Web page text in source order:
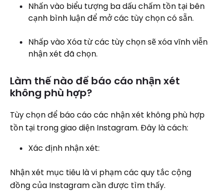
Nhấn vào biểu tượng ba dấu chấm tồn tại bên
cạnh bình luận để mở các tùy chọn có sẵn.
Nhấp vào Xóa từ các tùy chọn sẽ xóa vĩnh viễn
nhận xét đã chọn.
Làm thế nào để báo cáo nhận xét
không phù hợp?
Tùy chọn để báo cáo các nhận xét không phù hợp
tồn tại trong giao diện Instagram. Đây là cách:
Xác định nhận xét:
Nhận xét mục tiêu là vi phạm các quy tắc cộng
đồng của Instagram cần được tìm thấy.